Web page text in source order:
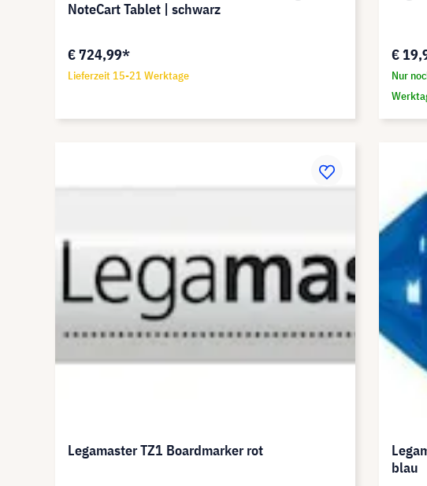
NoteCart Tablet | schwarz
€ 724,99*
Lieferzeit 15-21 Werktage
€
Nur
Legamaster TZ1 Boardmarker rot
blau